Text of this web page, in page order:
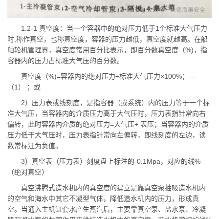
1.2-1 真空度：当一个容器中的绝对压力低于1个标准大气压力
时,称作真空，也称真空度，容器的压力越低，真空度就越高。在船
舶轮机管理界，真空度常用百分比表示，即百分数真空度（%)，指
容器内的压力占标准大气压的百分数。
真空度（%)=容器内的绝对压力÷标准大气压力×100%；---
（1） ；或
2）压力表或线刻度，是指容器（或系统）内的压力等于一个标
准大气压，当容器内的介质压力高于大气压时，压力表指针常向右
偏转，此时容器内介质的绝对压力=大气压+ 表压；当容器内的介质
压力低于大气压时，压力表指针常向左偏转，即线刻度的左边，读
数常标注为负值。
3）真空表（压力表）刻度盘上标注的-0.1Mpa，对应的线%
（绝对真空）
真空沸腾式造水机内的真空度的建立是靠真空泵抽吸造水机内
的空气和海水中其它不凝型气体，降低造水机内的压力，形成真
空。当通入主机缸套水产生蒸汽后，主要靠真空泵、盐水泵、冷凝